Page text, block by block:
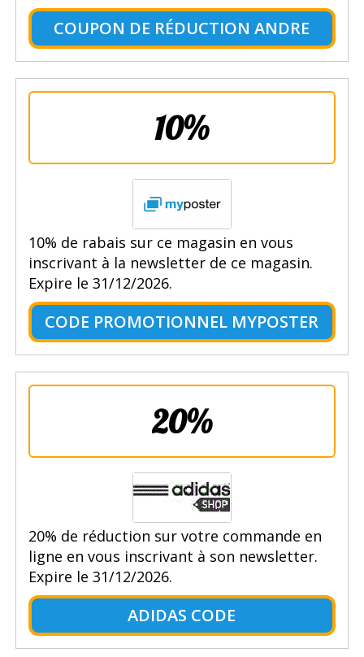
COUPON DE RÉDUCTION ANDRE
10%
10% de rabais sur ce magasin en vous
inscrivant à la newsletter de ce magasin.
Expire le 31/12/2026.
CODE PROMOTIONNEL MYPOSTER
20%
20% de réduction sur votre commande en
ligne en vous inscrivant à son newsletter.
Expire le 31/12/2026.
ADIDAS CODE